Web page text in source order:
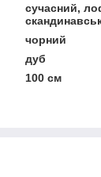
сучасний,
чорний
дуб
100 см